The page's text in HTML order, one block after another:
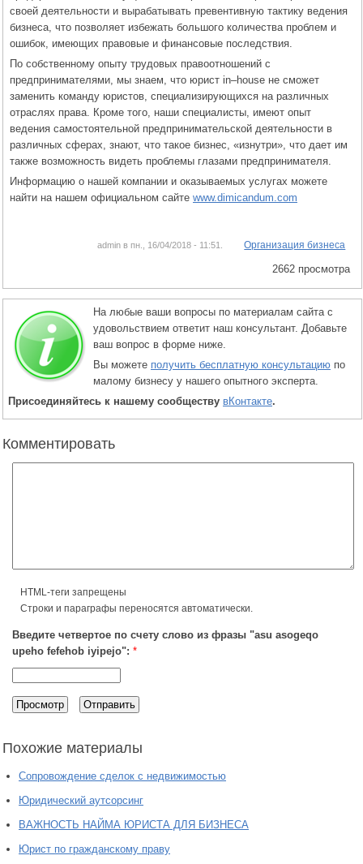
своей деятельности и вырабатывать превентивную тактику ведения
бизнеса, что позволяет избежать большого количества проблем и
ошибок, имеющих правовые и финансовые последствия.
По собственному опыту трудовых правоотношений с
предпринимателями, мы знаем, что юрист in–house не сможет
заменить команду юристов, специализирующихся на различных
отраслях права. Кроме того, наши специалисты, имеют опыт
ведения самостоятельной предпринимательской деятельности в
различных сферах, знают, что такое бизнес, «изнутри», что дает им
также возможность видеть проблемы глазами предпринимателя.
Информацию о нашей компании и оказываемых услугах можете
найти на нашем официальном сайте www.dimicandum.com
admin в пн., 16/04/2018 - 11:51. Организация бизнеса
2662 просмотра
На любые ваши вопросы по материалам сайта с
удовольствием ответит наш консультант. Добавьте
ваш вопрос в форме ниже.
Вы можете получить бесплатную консультацию по
малому бизнесу у нашего опытного эксперта.
Присоединяйтесь к нашему сообществу вКонтакте.
Комментировать
HTML-теги запрещены
Строки и параграфы переносятся автоматически.
Введите четвертое по счету слово из фразы "asu asogeqo
upeho fefehob iyipejo": *
Похожие материалы
Сопровождение сделок с недвижимостью
Юридический аутсорсинг
ВАЖНОСТЬ НАЙМА ЮРИСТА ДЛЯ БИЗНЕСА
Юрист по гражданскому праву